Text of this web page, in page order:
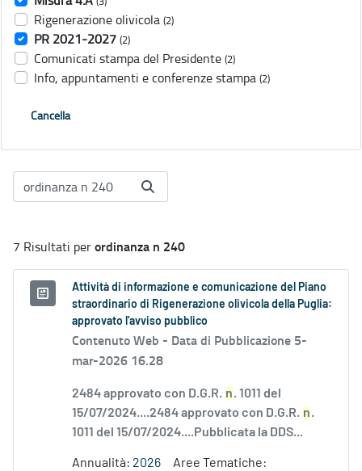
Rigenerazione olivicola (2)
PR 2021-2027 (2)
Comunicati stampa del Presidente (2)
Info, appuntamenti e conferenze stampa (2)
Cancella
7 Risultati perordinanza n 240
Attività di informazione e comunicazione del Piano
straordinario di Rigenerazione olivicola della Puglia:
approvato l'avviso pubblico
Contenuto Web - Data di Pubblicazione 5-
mar-2026 16.28
2484 approvato con D.G.R. n. 1011 del
15/07/2024....2484 approvato con D.G.R. n.
1011 del 15/07/2024....Pubblicata la DDS...
Annualità: 2026
Aree Tematiche: